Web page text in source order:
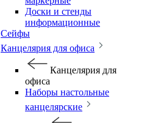
Доски и стенды
информационные
Сейфы
Канцелярия для офиса
Канцелярия для
офиса
Наборы настольные
канцелярские